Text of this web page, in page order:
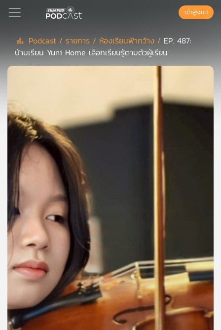
Podcast
ย์
ลิ
สต์
แนะนำ
เพล
สต์
ของ
คุณ
เพลง
บทความ
เข้าสู่ระบบ
Podcast / รายการ / ห้องเรียนฟ้ากว้าง / EP. 487:
บ้านเรียน Yuni Home เลือกเรียนรู้ตามตัวผู้เรียน